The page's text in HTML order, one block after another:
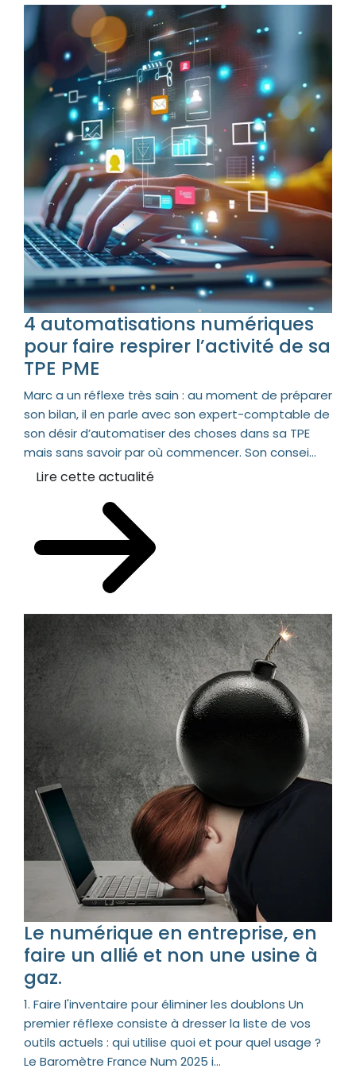
4 automatisations numériques
pour faire respirer l’activité de sa
TPE PME
Marc a un réflexe très sain : au moment de préparer
son bilan, il en parle avec son expert-comptable de
son désir d’automatiser des choses dans sa TPE
mais sans savoir par où commencer. Son consei...
Lire cette actualité
Le numérique en entreprise, en
faire un allié et non une usine à
gaz.
1. Faire l'inventaire pour éliminer les doublons Un
premier réflexe consiste à dresser la liste de vos
outils actuels : qui utilise quoi et pour quel usage ?
Le Baromètre France Num 2025 i...